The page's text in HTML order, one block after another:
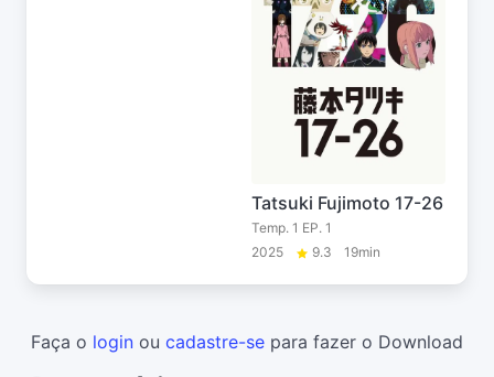
Tatsuki Fujimoto 17-26
Temp. 1 EP. 1
2025
9.3 19min
Faça o login ou cadastre-se para fazer o Download